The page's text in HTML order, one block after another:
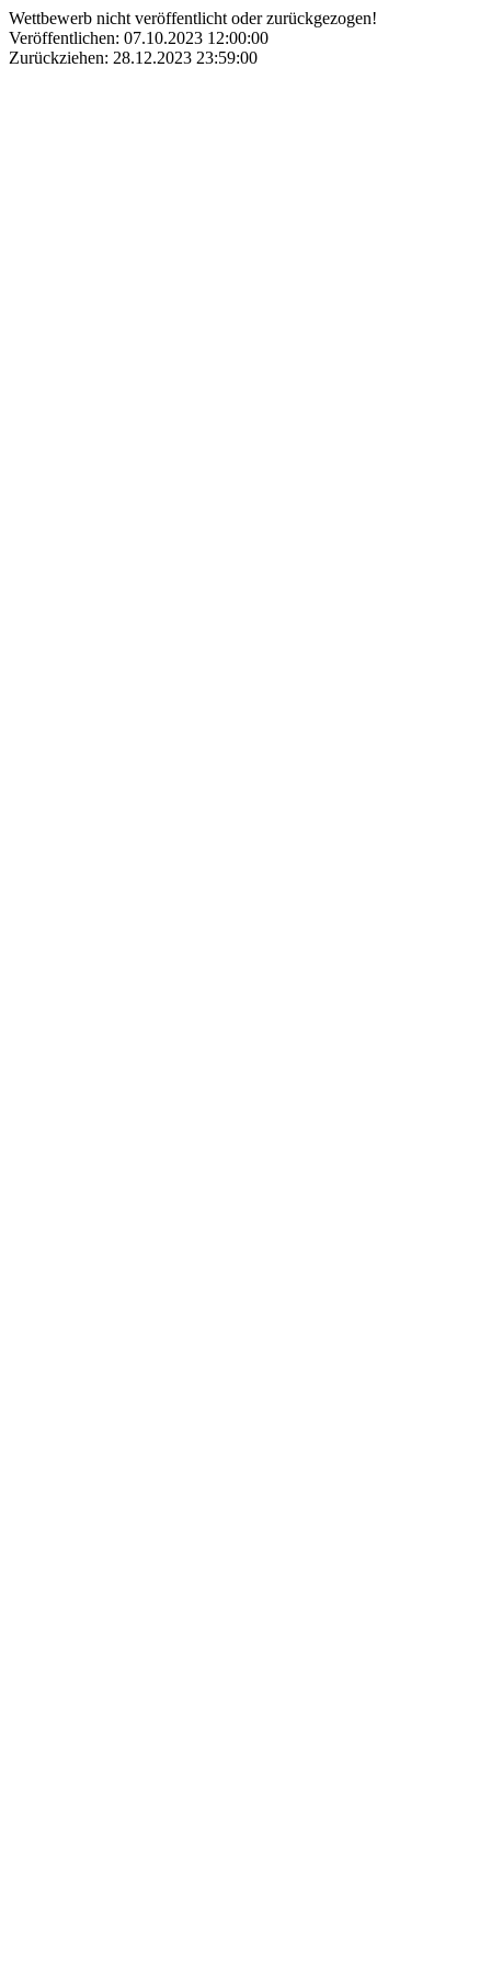
Wettbewerb nicht veröffentlicht oder zurückgezogen!
Veröffentlichen: 07.10.2023 12:00:00
Zurückziehen: 28.12.2023 23:59:00